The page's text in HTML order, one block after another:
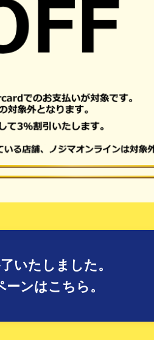
いたしました。
ンはこちら。